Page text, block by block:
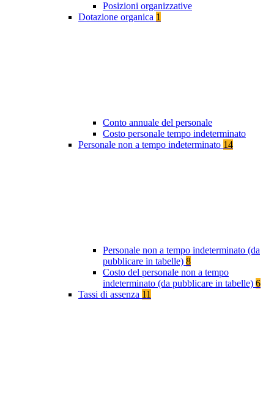
Posizioni organizzative
Dotazione organica 1
Conto annuale del personale
Costo personale tempo indeterminato
Personale non a tempo indeterminato 14
Personale non a tempo indeterminato (da
pubblicare in tabelle) 8
Costo del personale non a tempo
indeterminato (da pubblicare in tabelle) 6
Tassi di assenza 11